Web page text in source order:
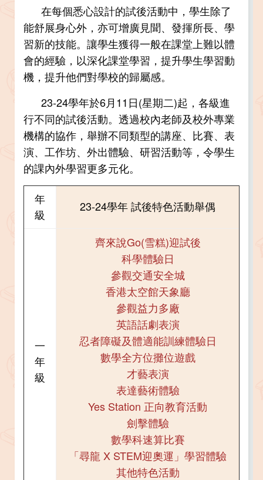
在每個悉心設計的試後活動中，學生除了
能舒展身心外，亦可增廣見聞、發揮所長、學
習新的技能。讓學生獲得一般在課堂上難以體
會的經驗，以深化課堂學習，提升學生學習動
機，提升他們對學校的歸屬感。
23-24學年於6月11日(星期二)起，各級進
行不同的試後活動。透過校內老師及校外專業
機構的協作，舉辦不同類型的講座、比賽、表
演、工作坊、外出體驗、研習活動等，令學生
的課內外學習更多元化。
年
級
23-24學年 試後特色活動舉偶
一
年
級
齊來說Go(雪糕)迎試後
科學體驗日
參觀交通安全城
香港太空館天象廳
參觀益力多廠
英語話劇表演
忍者障礙及體適能訓練體驗日
數學全方位攤位遊戲
才藝表演
表達藝術體驗
Yes Station 正向教育活動
劍擊體驗
數學科速算比賽
「尋龍 X STEM迎奧運」學習體驗
其他特色活動